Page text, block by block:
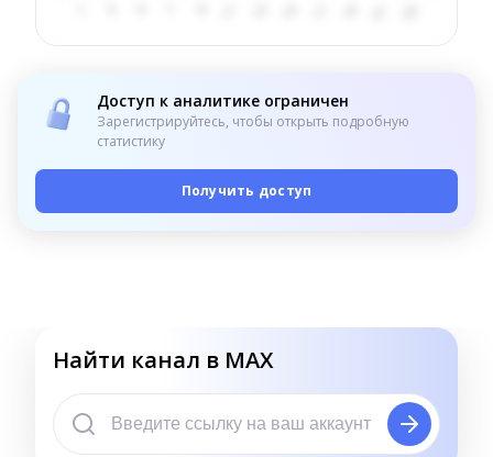
Доступ к аналитике ограничен
Зарегистрируйтесь, чтобы открыть подробную
статистику
Получить доступ
Найти канал в MAX